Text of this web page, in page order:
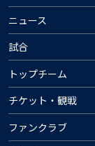
ニュース
試合
トップチーム
チケット・観戦
ファンクラブ